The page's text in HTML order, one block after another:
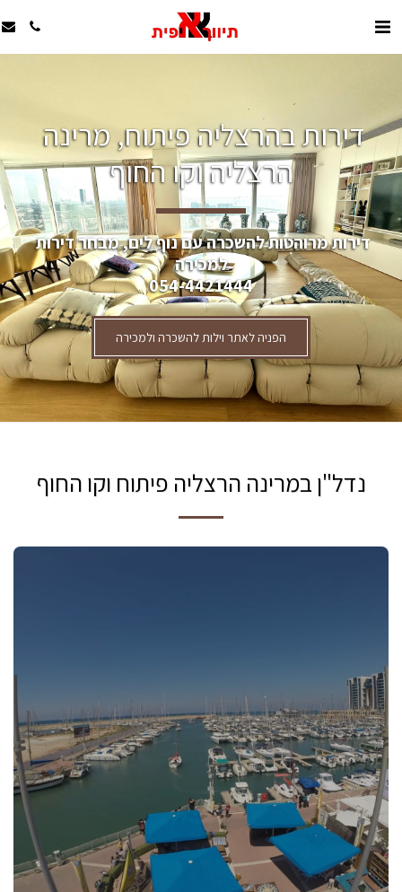
דירות בהרצליה פיתוח, מרינה
הרצליה וקו החוף
דירות מרוהטות להשכרה עם נוף לים, מבחר דירות
למכירה
054-4421444
הפניה לאתר וילות להשכרה ולמכירה
נדל"ן במרינה הרצליה פיתוח וקו החוף